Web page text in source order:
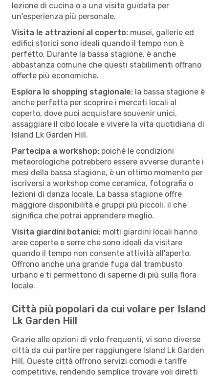
lezione di cucina o a una visita guidata per
un'esperienza più personale.
Visita le attrazioni al coperto: musei, gallerie ed
edifici storici sono ideali quando il tempo non è
perfetto. Durante la bassa stagione, è anche
abbastanza comune che questi stabilimenti offrano
offerte più economiche.
Esplora lo shopping stagionale: la bassa stagione è
anche perfetta per scoprire i mercati locali al
coperto, dove puoi acquistare souvenir unici,
assaggiare il cibo locale e vivere la vita quotidiana di
Island Lk Garden Hill.
Partecipa a workshop: poiché le condizioni
meteorologiche potrebbero essere avverse durante i
mesi della bassa stagione, è un ottimo momento per
iscriversi a workshop come ceramica, fotografia o
lezioni di danza locale. La bassa stagione offre
maggiore disponibilità e gruppi più piccoli, il che
significa che potrai apprendere meglio.
Visita giardini botanici: molti giardini locali hanno
aree coperte e serre che sono ideali da visitare
quando il tempo non consente attività all'aperto.
Offrono anche una grande fuga dal trambusto
urbano e ti permettono di saperne di più sulla flora
locale.
Città più popolari da cui volare per Island
Lk Garden Hill
Grazie alle opzioni di volo frequenti, vi sono diverse
città da cui partire per raggiungere Island Lk Garden
Hill. Queste città offrono servizi comodi e tariffe
competitive, rendendo semplice trovare voli diretti